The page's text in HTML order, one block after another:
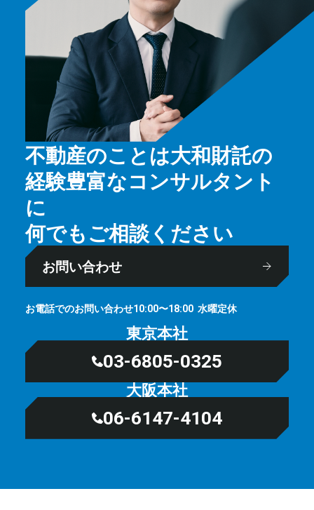
不動産のことは大和財託の
経験豊富なコンサルタント
に
何でもご相談ください
お問い合わせ
お電話でのお問い合わせ10:00〜18:00 ⽔曜定休
東京本社
03-6805-0325
大阪本社
06-6147-4104